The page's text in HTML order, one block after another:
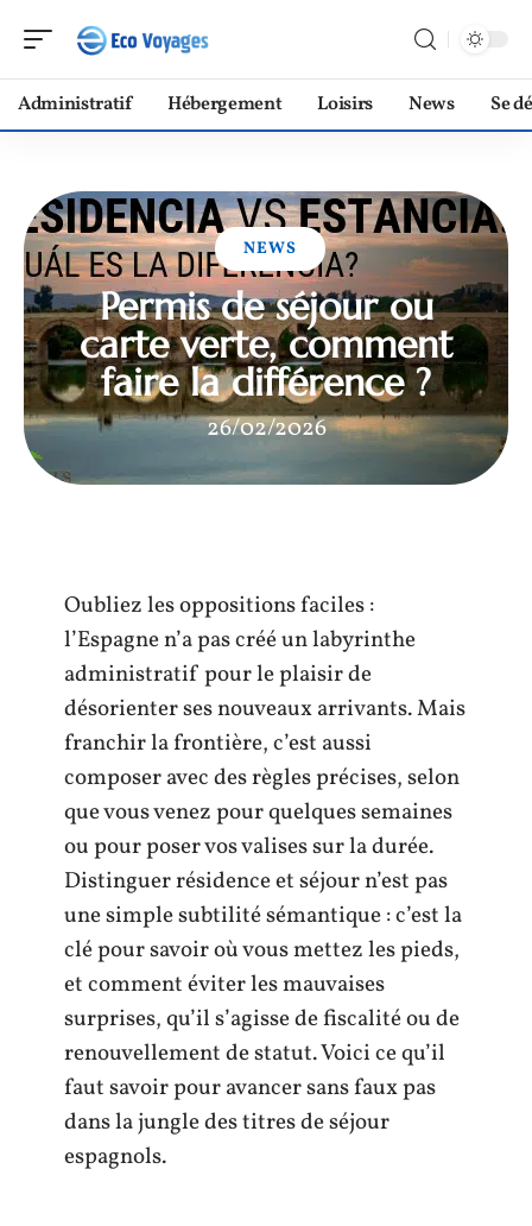
Administratif Hébergement Loisirs News Se
NEWS
Permis de séjour ou
carte verte, comment
faire la différence ?
26/02/2026
Oubliez les oppositions faciles :
l’Espagne n’a pas créé un labyrinthe
administratif pour le plaisir de
désorienter ses nouveaux arrivants. Mais
franchir la frontière, c’est aussi
composer avec des règles précises, selon
que vous venez pour quelques semaines
ou pour poser vos valises sur la durée.
Distinguer résidence et séjour n’est pas
une simple subtilité sémantique : c’est la
clé pour savoir où vous mettez les pieds,
et comment éviter les mauvaises
surprises, qu’il s’agisse de fiscalité ou de
renouvellement de statut. Voici ce qu’il
faut savoir pour avancer sans faux pas
dans la jungle des titres de séjour
espagnols.